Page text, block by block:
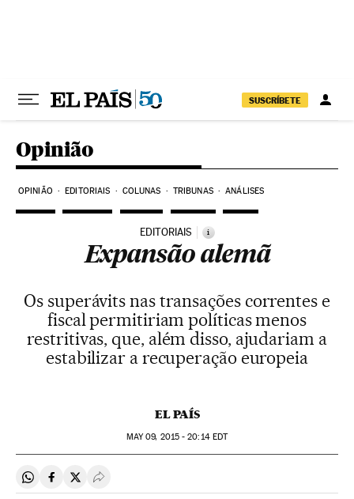
SUSCRÍBETE
Opinião
OPINIÃO EDITORIAIS COLUNAS TRIBUNAS ANÁLISES
EDITORIAIS i
Expansão alemã
Os superávits nas transações correntes e
fiscal permitiriam políticas menos
restritivas, que, além disso, ajudariam a
estabilizar a recuperação europeia
EL PAÍS
MAY09, 2015 - 20:14EDT
Compartir en Whatsapp
Compartir en Facebook
Compartir en Twitter
Desplegar Redes Sociales